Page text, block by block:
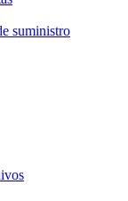
suministro